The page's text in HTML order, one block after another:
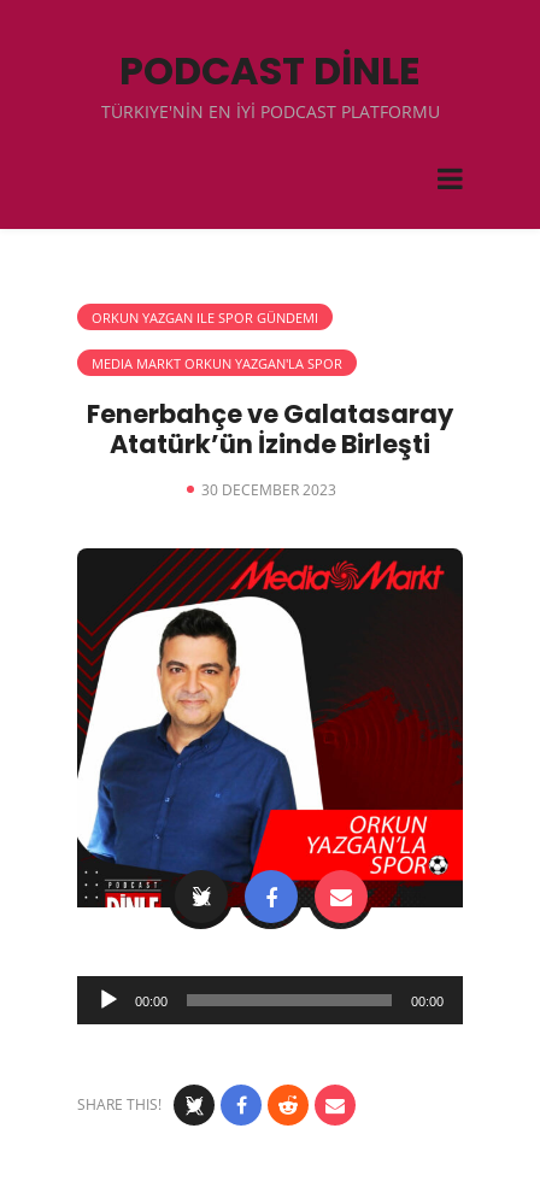
PODCAST DİNLE
TÜRKIYE'NİN EN İYİ PODCAST PLATFORMU
ORKUN YAZGAN ILE SPOR GÜNDEMI
MEDIA MARKT ORKUN YAZGAN'LA SPOR
Fenerbahçe ve Galatasaray
Atatürk’ün İzinde Birleşti
30 DECEMBER 2023
Audio
Player
00:00 00:00
SHARE THIS!